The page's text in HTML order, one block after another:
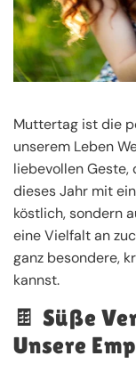
Muttertag ist die
unserem Leben
liebevollen Geste,
dieses Jahr mit
köstlich, sondern
eine Vielfalt an
ganz besondere,
kannst.
🍫 Süße
Unsere